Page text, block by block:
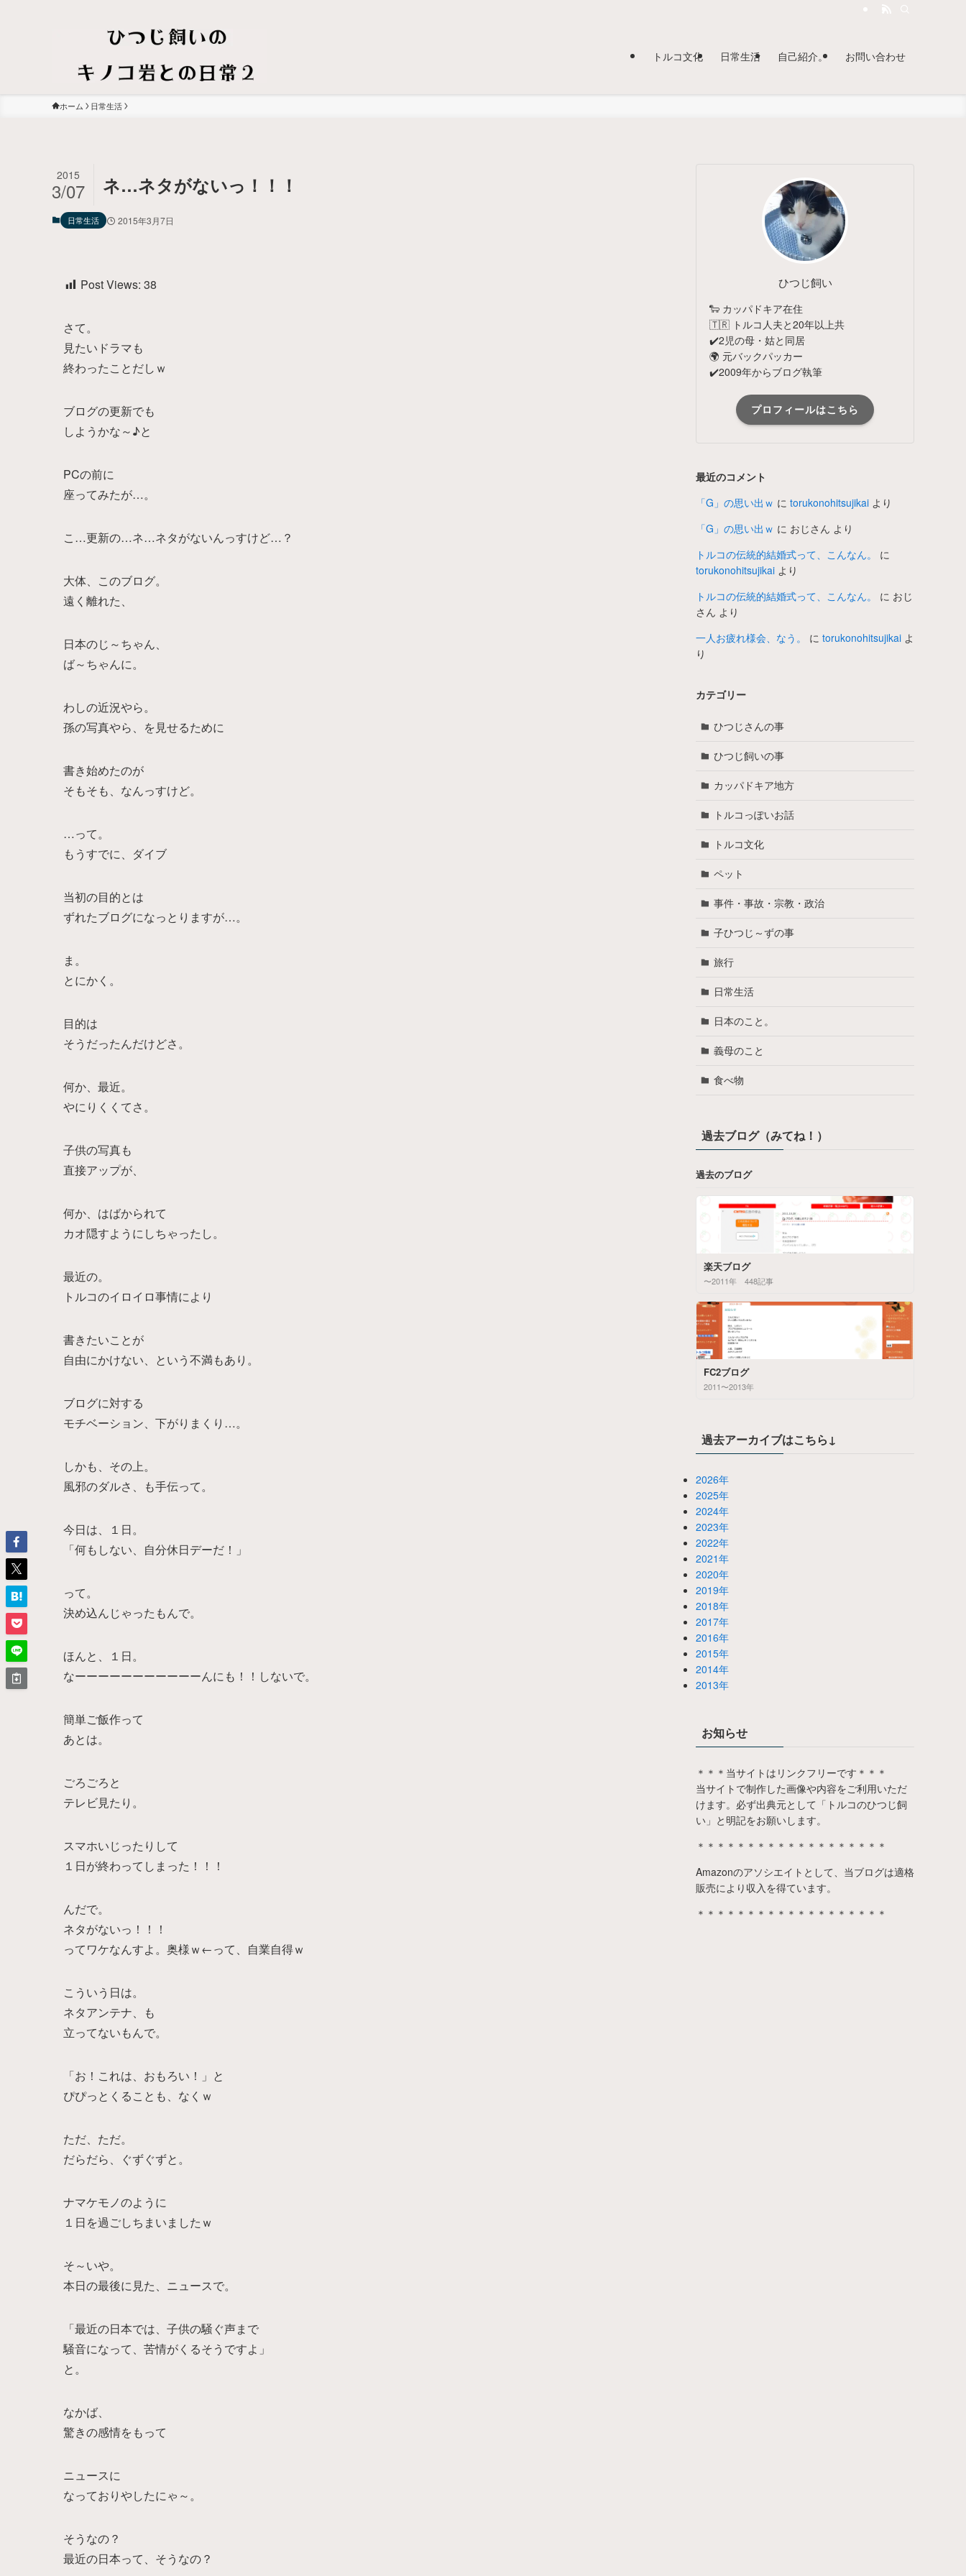
トルコ文化 日常生活 自己紹介。 お問い合わせ
ホーム 日常生活
ネ…ネタがないっ！！！
2015
3/07
日常生活 2015年3月7日
Post Views: 38
さて。
見たいドラマも
終わったことだしｗ
ブログの更新でも
しようかな～♪と
PCの前に
座ってみたが…。
こ…更新の…ネ…ネタがないんっすけど…？
大体、このブログ。
遠く離れた、
日本のじ～ちゃん、
ば～ちゃんに。
わしの近況やら。
孫の写真やら、を見せるために
書き始めたのが
そもそも、なんっすけど。
…って。
もうすでに、ダイブ
当初の目的とは
ずれたブログになっとりますが…。
ま。
とにかく。
目的は
そうだったんだけどさ。
何か、最近。
やにりくくてさ。
子供の写真も
直接アップが、
何か、はばかられて
カオ隠すようにしちゃったし。
最近の。
トルコのイロイロ事情により
書きたいことが
自由にかけない、という不満もあり。
ブログに対する
モチベーション、下がりまくり…。
しかも、その上。
風邪のダルさ、も手伝って。
今日は、１日。
「何もしない、自分休日デーだ！」
って。
決め込んじゃったもんで。
ほんと、１日。
なーーーーーーーーーーーんにも！！ しないで。
簡単ご飯作って
あとは。
ごろごろと
テレビ見たり。
スマホいじったりして
１日が終わってしまった！！！
んだで。
ネタがないっ！！！
ってワケなんすよ。奥様ｗ←って、自業自得ｗ
こういう日は。
ネタアンテナ、も
立ってないもんで。
「お！これは、おもろい！」と
ぴぴっとくることも、なくｗ
ただ、ただ。
だらだら、ぐずぐずと。
ナマケモノのように
１日を過ごしちまいましたｗ
そ～いや。
本日の最後に見た、ニュースで。
「最近の日本では、子供の騒ぐ声まで
騒音になって、苦情がくるそうですよ」
と。
なかば、
驚きの感情をもって
ニュースに
なっておりやしたにゃ～。
そうなの？
最近の日本って、そうなの？
ひつじ飼い
🐑 カッパドキア在住
🇹🇷 トルコ人夫と20年以上共
✔️2児の母・姑と同居
🌍 元バックパッカー
✔️2009年からブログ執筆
プロフィールはこちら
最近のコメント
「G」の思い出ｗ に torukonohitsujikai より
「G」の思い出ｗ に おじさん より
トルコの伝統的結婚式って、こんなん。
に
torukonohitsujikai より
トルコの伝統的結婚式って、こんなん。
に おじ
さん より
一人お疲れ様会、なう。
に torukonohitsujikai よ
り
カテゴリー
ひつじさんの事
ひつじ飼いの事
カッパドキア地方
トルコっぽいお話
トルコ文化
ペット
事件・事故・宗教・政治
子ひつじ～ずの事
旅行
日常生活
日本のこと。
義母のこと
食べ物
過去ブログ（みてね！）
過去のブログ
楽天ブログ
〜2011年 448記事
FC2ブログ
2011〜2013年
過去アーカイブはこちら↓
2026年
2025年
2024年
2023年
2022年
2021年
2020年
2019年
2018年
2017年
2016年
2015年
2014年
2013年
お知らせ
＊＊＊当サイトはリンクフリーです＊＊＊
当サイトで制作した画像や内容をご利用いただ
けます。必ず出典元として「トルコのひつじ飼
い」と明記をお願いします。
＊＊＊＊＊＊＊＊＊＊＊＊＊＊＊＊＊＊＊
Amazonのアソシエイトとして、当ブログは適格
販売により収入を得ています。
＊＊＊＊＊＊＊＊＊＊＊＊＊＊＊＊＊＊＊